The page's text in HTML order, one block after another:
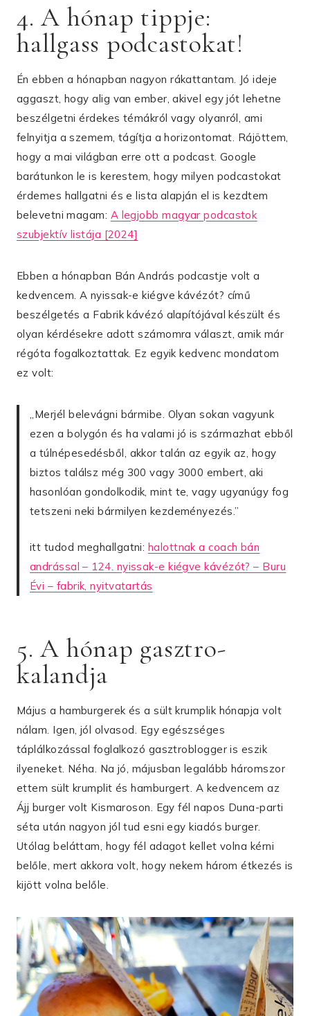
4. A hónap tippje:
hallgass podcastokat!
Én ebben a hónapban nagyon rákattantam. Jó ideje
aggaszt, hogy alig van ember, akivel egy jót lehetne
beszélgetni érdekes témákról vagy olyanról, ami
felnyitja a szemem, tágítja a horizontomat. Rájöttem,
hogy a mai világban erre ott a podcast. Google
barátunkon le is kerestem, hogy milyen podcastokat
érdemes hallgatni és e lista alapján el is kezdtem
belevetni magam: A legjobb magyar podcastok
szubjektív listája [2024]
Ebben a hónapban Bán András podcastje volt a
kedvencem. A nyissak-e kiégve kávézót? című
beszélgetés a Fabrik kávézó alapítójával készült és
olyan kérdésekre adott számomra választ, amik már
régóta fogalkoztattak. Ez egyik kedvenc mondatom
ez volt:
,,Merjél belevágni bármibe. Olyan sokan vagyunk
ezen a bolygón és ha valami jó is származhat ebből
a túlnépesedésből, akkor talán az egyik az, hogy
biztos találsz még 300 vagy 3000 embert, aki
hasonlóan gondolkodik, mint te, vagy ugyanúgy fog
tetszeni neki bármilyen kezdeményezés.”
itt tudod meghallgatni: halottnak a coach bán
andrással – 124. nyissak-e kiégve kávézót? – Buru
Évi – fabrik, nyitvatartás
5. A hónap gasztro-
kalandja
Május a hamburgerek és a sült krumplik hónapja volt
nálam. Igen, jól olvasod. Egy egészséges
táplálkozással foglalkozó gasztroblogger is eszik
ilyeneket. Néha. Na jó, májusban legalább háromszor
ettem sült krumplit és hamburgert. A kedvencem az
Ájj burger volt Kismaroson. Egy fél napos Duna-parti
séta után nagyon jól tud esni egy kiadós burger.
Utólag beláttam, hogy fél adagot kellet volna kérni
belőle, mert akkora volt, hogy nekem három étkezés is
kijött volna belőle.